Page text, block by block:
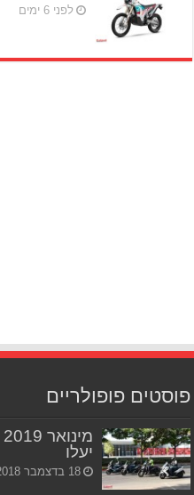
לפני 6 ימים
פוסטים פופולריים
יעלו
18 בדצמבר 2018